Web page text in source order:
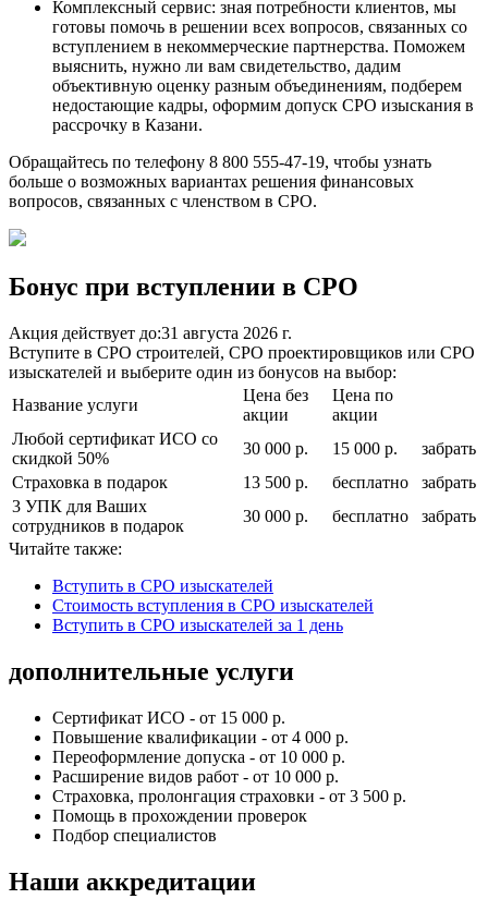
Комплексный сервис: зная потребности клиентов, мы
готовы помочь в решении всех вопросов, связанных со
вступлением в некоммерческие партнерства. Поможем
выяснить, нужно ли вам свидетельство, дадим
объективную оценку разным объединениям, подберем
недостающие кадры, оформим допуск СРО изыскания в
рассрочку в Казани.
Обращайтесь по телефону 8 800 555-47-19, чтобы узнать
больше о возможных вариантах решения финансовых
вопросов, связанных с членством в СРО.
Бонус при вступлении в СРО
Акция действует до:31 августа 2026 г.
Вступите в СРО строителей, СРО проектировщиков или СРО
изыскателей и выберите один из бонусов на выбор:
Название услуги
Цена без
акции
Цена по
акции
Любой сертификат ИСО со
скидкой 50%
30 000 р. 15 000 р.
забрать
Страховка в подарок
13 500 р. бесплатно
забрать
3 УПК для Ваших
сотрудников в подарок
30 000 р. бесплатно
забрать
Читайте также:
Вступить в СРО изыскателей
Cтоимость вступления в СРО изыскателей
Вступить в СРО изыскателей за 1 день
дополнительные услуги
Сертификат ИСО - от 15 000 р.
Повышение квалификации - от 4 000 р.
Переоформление допуска - от 10 000 р.
Расширение видов работ - от 10 000 р.
Страховка, пролонгация страховки - от 3 500 р.
Помощь в прохождении проверок
Подбор специалистов
Наши аккредитации